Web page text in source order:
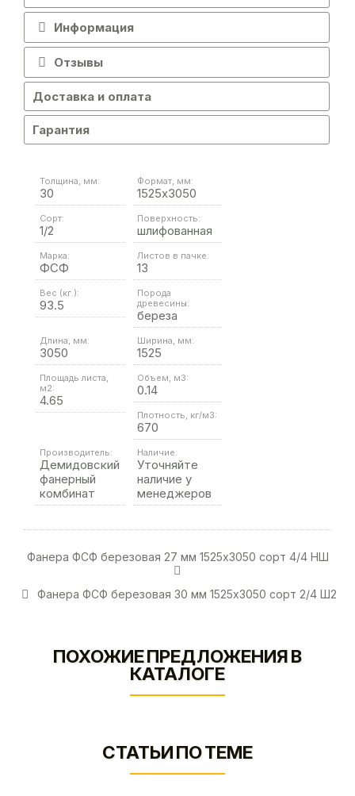
Информация
Отзывы
Доставка и оплата
Гарантия
Толщина, мм:
30
Формат, мм:
1525х3050
Сорт:
1/2
Поверхность:
шлифованная
Марка:
ФСФ
Листов в пачке:
13
Вес (кг.):
93.5
Порода
древесины:
береза
Длина, мм:
3050
Ширина, мм:
1525
Площадь листа,
м2:
4.65
Объем, м3:
0.14
Плотность, кг/м3:
670
Производитель:
Демидовский
фанерный
комбинат
Наличие:
Уточняйте
наличие у
менеджеров
Фанера ФСФ березовая 27 мм 1525х3050 сорт 4/4 НШ
Фанера ФСФ березовая 30 мм 1525х3050 сорт 2/4 Ш2
ПОХОЖИЕ ПРЕДЛОЖЕНИЯ В
КАТАЛОГЕ
СТАТЬИ ПО ТЕМЕ